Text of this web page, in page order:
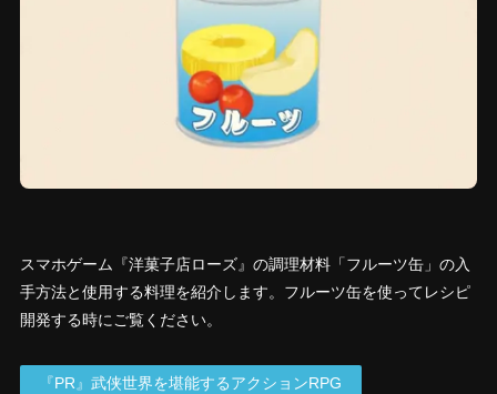
スマホゲーム『洋菓子店ローズ』の調理材料「フルーツ缶」の入
手方法と使用する料理を紹介します。フルーツ缶を使ってレシピ
開発する時にご覧ください。
『PR』武侠世界を堪能するアクションRPG